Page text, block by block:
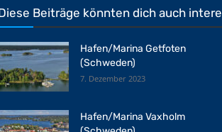
Beiträge könnten dich auch
Hafen/Marina Getfoten
(Schweden)
7. Dezember 2023
Hafen/Marina Vaxholm